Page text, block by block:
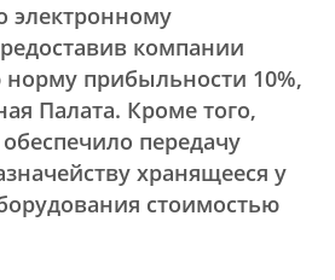
электронному
компании
прибыльности 10%,
Палата. Кроме того,
передачу
хранящееся у
стоимостью